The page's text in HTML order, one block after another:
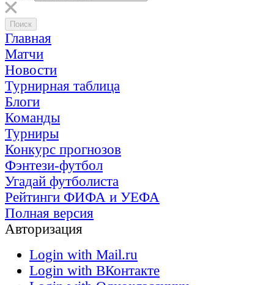
Главная
Матчи
Новости
Турнирная таблица
Блоги
Команды
Турниры
Конкурс прогнозов
Фэнтези-футбол
Угадай футболиста
Рейтинги ФИФА и УЕФА
Полная версия
Авторизация
Login with Mail.ru
Login with ВКонтакте